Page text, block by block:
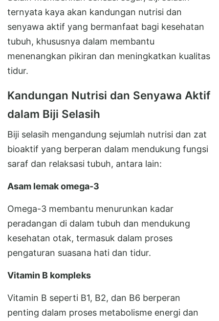
ternyata kaya akan kandungan nutrisi dan
senyawa aktif yang bermanfaat bagi kesehatan
tubuh, khususnya dalam membantu
menenangkan pikiran dan meningkatkan kualitas
tidur.
Kandungan Nutrisi dan Senyawa Aktif
dalam Biji Selasih
Biji selasih mengandung sejumlah nutrisi dan zat
bioaktif yang berperan dalam mendukung fungsi
saraf dan relaksasi tubuh, antara lain:
Asam lemak omega-3
Omega-3 membantu menurunkan kadar
peradangan di dalam tubuh dan mendukung
kesehatan otak, termasuk dalam proses
pengaturan suasana hati dan tidur.
Vitamin B kompleks
Vitamin B seperti B1, B2, dan B6 berperan
penting dalam proses metabolisme energi dan